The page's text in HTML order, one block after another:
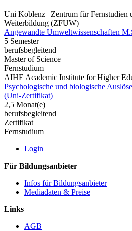
Uni Koblenz | Zentrum für Fernstudien
Weiterbildung (ZFUW)
Angewandte Umweltwissenschaften
5 Semester
berufsbegleitend
Master of Science
Fernstudium
AIHE Academic Institute for Higher
Psychologische und biologische
(Uni-Zertifikat)
2,5 Monat(e)
berufsbegleitend
Zertifikat
Fernstudium
Login
Für Bildungsanbieter
Infos für Bildungsanbieter
Mediadaten & Preise
Links
AGB